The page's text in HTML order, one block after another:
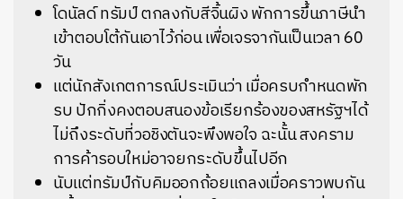
โดนัลด์ ทรัมป์ ตกลงกับสีจิ้นผิง พักการขึ้นภาษีนำ
เข้าตอบโต้กันเอาไว้ก่อน เพื่อเจรจากันเป็นเวลา 60
วัน
แต่นักสังเกตการณ์ประเมินว่า เมื่อครบกำหนดพัก
รบ ปักกิ่งคงตอบสนองข้อเรียกร้องของสหรัฐฯได้
ไม่ถึงระดับที่วอชิงตันจะพึงพอใจ ฉะนั้น สงคราม
การค้ารอบใหม่อาจยกระดับขึ้นไปอีก
นับแต่ทรัมป์กับคิมออกถ้อยแถลงเมื่อคราวพบกัน